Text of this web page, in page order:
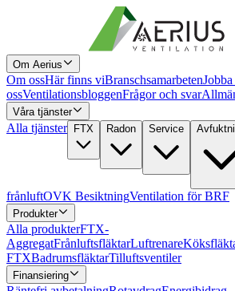
Om Aerius
Om ossHär finns viBranschsamarbeten
ossVentilationsbloggenFrågor och svar
Våra tjänster
Alla tjänster FTX Radon Service
frånluftOVK BesiktningVentilation för BRF
Produkter
Alla produkterFTX-
AggregatFrånluftsfläktarLuftrenare
FTXBadrumsfläktarTilluftsventiler
Finansiering